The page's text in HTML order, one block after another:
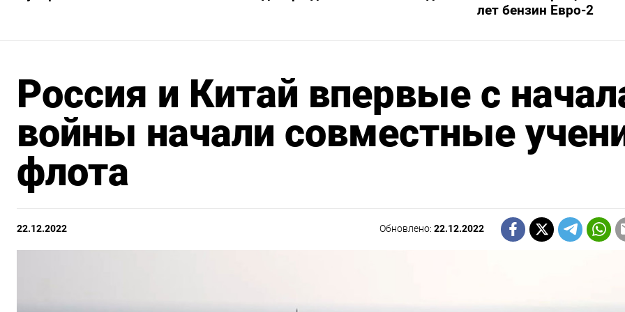
лет бензин Евро-2
Россия и Китай впервые с
войны начали совместные
флота
22.12.2022 Обновлено:22.12.2022